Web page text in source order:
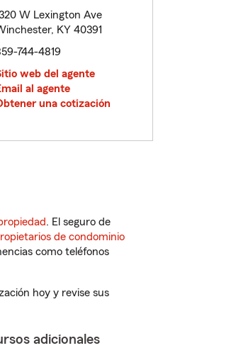
W Lexington Ave
KY 40391
744-4819
web del agente
al agente
una cotización
. El seguro de
de condominio
como teléfonos
hoy y revise sus
adicionales